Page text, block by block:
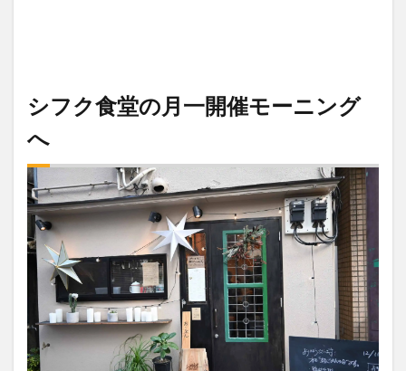
シフク食堂の月一開催モーニング
へ